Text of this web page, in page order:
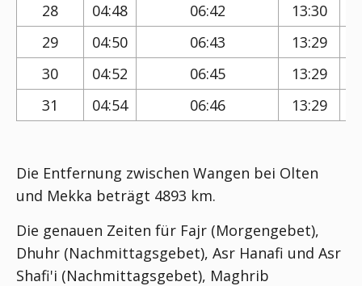
28
04:48 06:42 13:30
29
04:50 06:43 13:29
30
04:52 06:45 13:29
31
04:54 06:46 13:29
Die Entfernung zwischen Wangen bei Olten
und Mekka beträgt 4893 km.
Die genauen Zeiten für Fajr (Morgengebet),
Dhuhr (Nachmittagsgebet), Asr Hanafi und Asr
Shafi'i (Nachmittagsgebet), Maghrib